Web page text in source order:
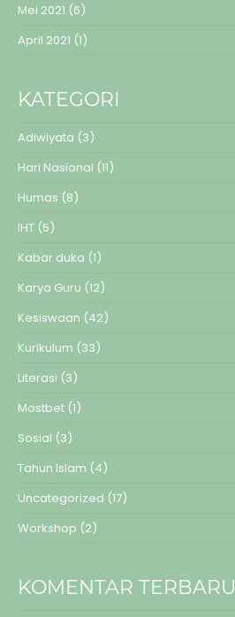
Mei 2021 (6)
April 2021 (1)
KATEGORI
Adiwiyata (3)
Hari Nasional (11)
Humas (8)
IHT (5)
Kabar duka (1)
Karya Guru (12)
Kesiswaan (42)
Kurikulum (33)
Literasi (3)
Mostbet (1)
Sosial (3)
Tahun Islam (4)
Uncategorized (17)
Workshop (2)
KOMENTAR TERBARU